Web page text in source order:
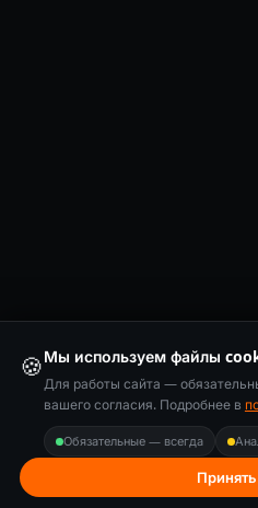
🍪Мы используем файлы
Для работы сайта —
вашего согласия. Подробнее в
Обязательные — всегда